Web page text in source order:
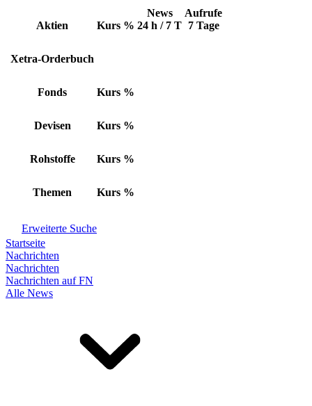
Aktien Kurs %
News
24 h / 7 T
Aufrufe
7 Tage
Xetra-Orderbuch
Fonds Kurs %
Devisen Kurs %
Rohstoffe Kurs %
Themen Kurs %
Erweiterte Suche
Startseite
Nachrichten
Nachrichten
Nachrichten auf FN
Alle News